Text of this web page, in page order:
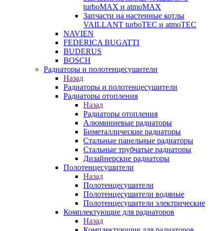
turboMAX и atmoMAX
Запчасти на настенные котлы
VAILLANT turboTEC и atmoTEC
NAVIEN
FEDERICA BUGATTI
BUDERUS
BOSCH
Радиаторы и полотенцесушители
Назад
Радиаторы и полотенцесушители
Радиаторы отопления
Назад
Радиаторы отопления
Алюминиевые радиаторы
Биметаллические радиаторы
Стальные панельные радиаторы
Стальные трубчатые радиаторы
Дизайнерские радиаторы
Полотенцесушители
Назад
Полотенцесушители
Полотенцесушители водяные
Полотенцесушители электрические
Комплектующие для радиаторов
Назад